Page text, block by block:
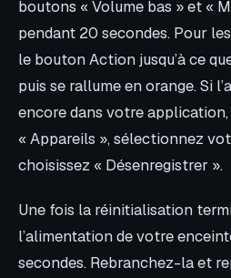
boutons « Volume bas » et «
pendant 20 secondes. Pour
le bouton Action jusqu’à ce
puis se rallume en orange. Si
encore dans votre
« Appareils », sélectionnez
choisissez « Désenregistrer ».
Une fois la réinitialisation
l’alimentation de votre
secondes. Rebranchez-la et